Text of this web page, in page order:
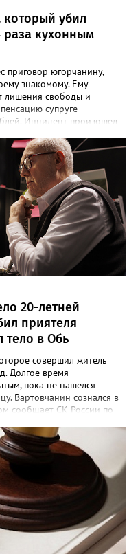
убил
раза кухонным
приговор югорчанину,
знакомому. Ему
лишения свободы и
супруге
Инцидент произошел
Произошла потасовка
ножом. Он нанес
частям тела, которые
заседания
дачи показаний
20-летней
приятеля
в Обь
совершил житель
Долгое время
пока не нашелся
Вартовчанин сознался в
сообщает СК России по
находился в
со своим 29-летним
нанес приятелю
магнитофоном в
Вартовчанин
дело с
в суд для
до пятнадцати лет